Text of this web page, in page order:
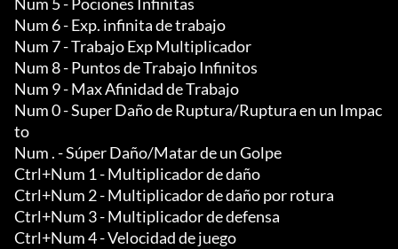
Num 6 - Exp. infinita de trabajo
Num 7 - Trabajo Exp Multiplicador
Num 8 - Puntos de Trabajo Infinitos
Num 9 - Max Afinidad de Trabajo
Num 0 - Super Daño de Ruptura/Ruptura en un Impac
to
Num . - Súper Daño/Matar de un Golpe
Ctrl+Num 1 - Multiplicador de daño
Ctrl+Num 2 - Multiplicador de daño por rotura
Ctrl+Num 3 - Multiplicador de defensa
Ctrl+Num 4 - Velocidad de juego